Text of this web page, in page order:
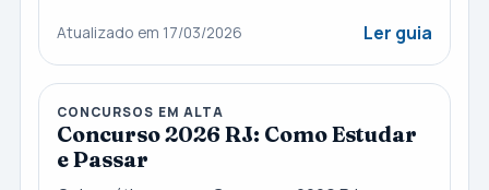
Atualizado em 17/03/2026 Ler guia
CONCURSOS EM ALTA
Concurso 2026 RJ: Como Estudar
e Passar